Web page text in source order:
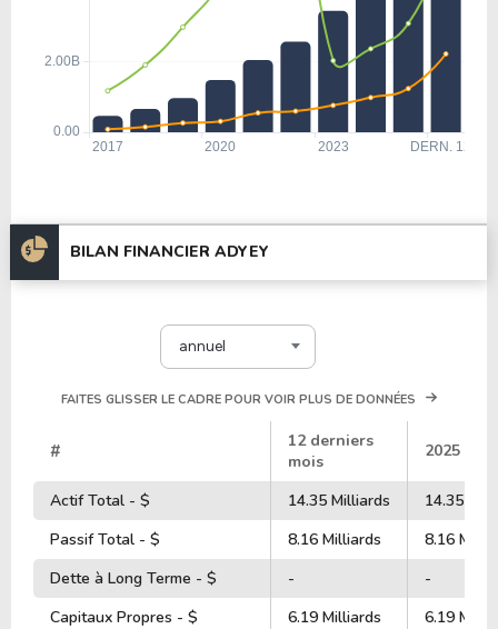
BILAN FINANCIER ADYEY
annuel
FAITES GLISSER LE CADRE POUR VOIR PLUS DE DONNÉES
#
12 derniers
mois
2025
Actif Total - $ 14.35 Milliards
14.35
Passif Total - $
8.16 Milliards
8.16
Dette à Long Terme - $
-
-
Capitaux Propres - $
6.19 Milliards
6.19